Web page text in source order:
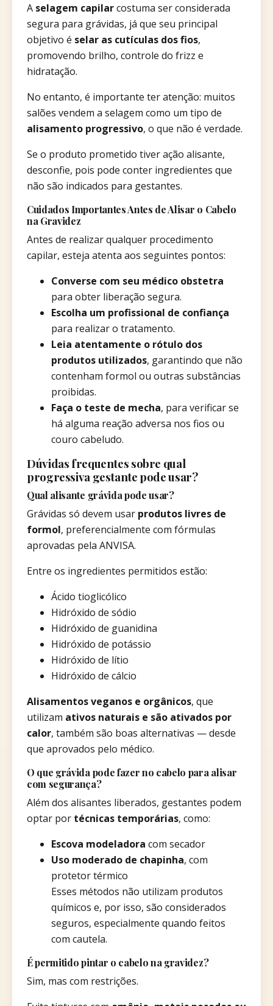
A selagem capilarcostuma ser considerada
segura para grávidas, já que seu principal
objetivo é selar as cutículas dos fios,
promovendo brilho, controle do frizz e
hidratação.
No entanto, é importante ter atenção: muitos
salões vendem a selagem como um tipo de
alisamento progressivo, o que não é verdade.
Se o produto prometido tiver ação alisante,
desconfie, pois pode conter ingredientes que
não são indicados para gestantes.
Cuidados Importantes Antes de Alisar o Cabelo
na Gravidez
Antes de realizar qualquer procedimento
capilar, esteja atenta aos seguintes pontos:
Converse com seu médico obstetra
para obter liberação segura.
Escolha um profissional de confiança
para realizar o tratamento.
Leia atentamente o rótulo dos
produtos utilizados, garantindo que não
contenham formol ou outras substâncias
proibidas.
Faça o teste de mecha, para verificar se
há alguma reação adversa nos fios ou
couro cabeludo.
Dúvidas frequentes sobre qual
progressiva gestante pode usar?
Qual alisante grávida pode usar?
Grávidas só devem usar produtos livres de
formol, preferencialmente com fórmulas
aprovadas pela ANVISA.
Entre os ingredientes permitidos estão:
Ácido tioglicólico
Hidróxido de sódio
Hidróxido de guanidina
Hidróxido de potássio
Hidróxido de lítio
Hidróxido de cálcio
Alisamentos veganos e orgânicos, que
utilizam ativos naturais e são ativados por
calor, também são boas alternativas — desde
que aprovados pelo médico.
O que grávida pode fazer no cabelo para alisar
com segurança?
Além dos alisantes liberados, gestantes podem
optar por técnicas temporárias, como:
Escova modeladora com secador
Uso moderado de chapinha, com
protetor térmico
Esses métodos não utilizam produtos
químicos e, por isso, são considerados
seguros, especialmente quando feitos
com cautela.
É permitido pintar o cabelo na gravidez?
Sim, mas com restrições.